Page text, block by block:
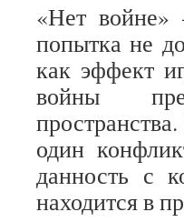
«Нет
попытка не
как эффект
войны
один
данность с
находится в